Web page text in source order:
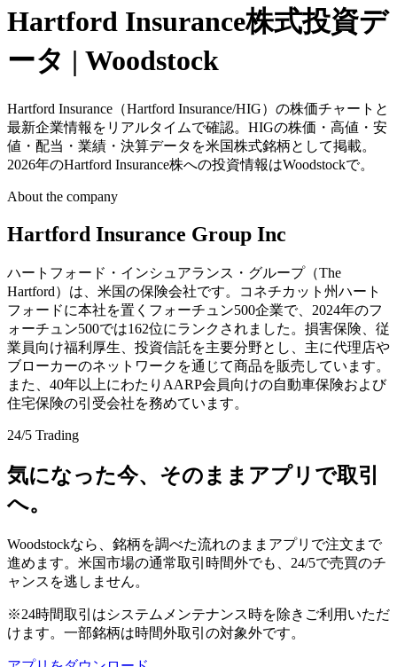
Hartford Insurance株式投資デ
ータ | Woodstock
Hartford Insurance（Hartford Insurance/HIG）の株価チャートと
最新企業情報をリアルタイムで確認。HIGの株価・高値・安
値・配当・業績・決算データを米国株式銘柄として掲載。
2026年のHartford Insurance株への投資情報はWoodstockで。
About the company
Hartford Insurance Group Inc
ハートフォード・インシュアランス・グループ（The
Hartford）は、米国の保険会社です。コネチカット州ハート
フォードに本社を置くフォーチュン500企業で、2024年のフ
ォーチュン500では162位にランクされました。損害保険、従
業員向け福利厚生、投資信託を主要分野とし、主に代理店や
ブローカーのネットワークを通じて商品を販売しています。
また、40年以上にわたりAARP会員向けの自動車保険および
住宅保険の引受会社を務めています。
24/5 Trading
気になった今、そのままアプリで取引
へ。
Woodstockなら、銘柄を調べた流れのままアプリで注文まで
進めます。米国市場の通常取引時間外でも、24/5で売買のチ
ャンスを逃しません。
※24時間取引はシステムメンテナンス時を除きご利用いただ
けます。一部銘柄は時間外取引の対象外です。